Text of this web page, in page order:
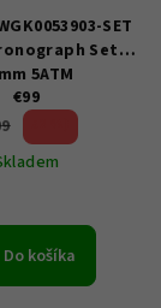
SET
Set
5ATM
€99
Do košíka